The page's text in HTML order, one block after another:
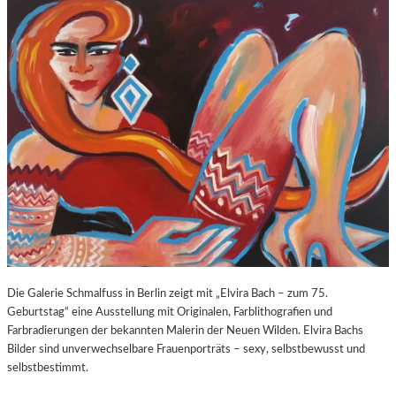
A
R
T
S
2
0
.
G
E
B
U
R
S
T
A
G
X
P
O
S
U
E
“
I
N
D
E
R
O
R
N
F
Die Galerie Schmalfuss in Berlin zeigt mit „Elvira Bach – zum 75.
Geburtstag“ eine Ausstellung mit Originalen, Farblithografien und
Farbradierungen der bekannten Malerin der Neuen Wilden. Elvira Bachs
Bilder sind unverwechselbare Frauenporträts – sexy, selbstbewusst und
selbstbestimmt.